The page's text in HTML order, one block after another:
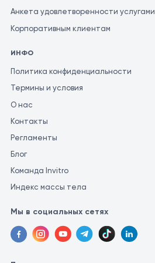
Анкета удовлетворенности услугами
Корпоративным клиентам
ИНФО
Политика конфиденциальности
Термины и условия
О нас
Контакты
Регламенты
Блог
Команда Invitro
Индекс массы тела
Мы в социальных сетях